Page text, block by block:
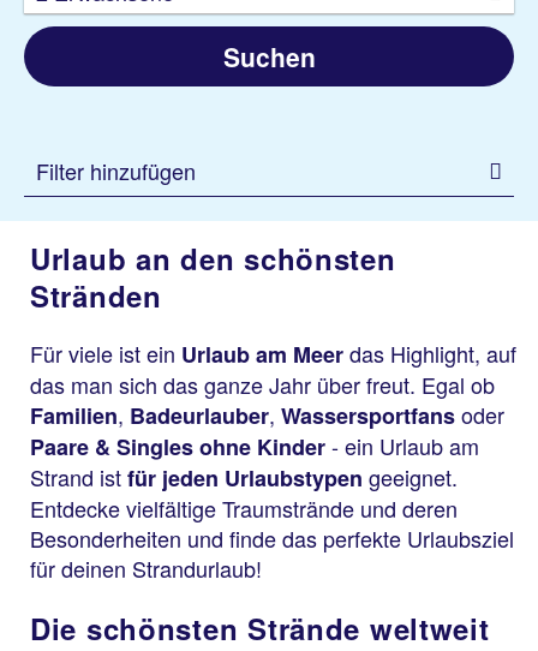
Suchen
Filter hinzufügen
Urlaub an den schönsten
Stränden
Für viele ist ein Urlaub am Meerdas Highlight, auf
das man sich das ganze Jahr über freut. Egal ob
Familien, Badeurlauber, Wassersportfansoder
Paare & Singles ohne Kinder- ein Urlaub am
Strand istfür jeden Urlaubstypen geeignet.
Entdecke vielfältige Traumstrände und deren
Besonderheiten und finde das perfekte Urlaubsziel
für deinen Strandurlaub!
Die schönsten Strände weltweit